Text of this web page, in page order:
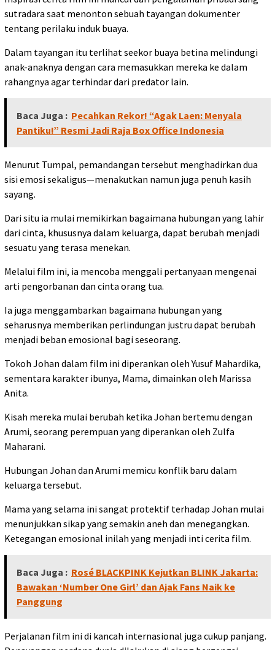
sutradara saat menonton sebuah tayangan dokumenter
tentang perilaku induk buaya.
Dalam tayangan itu terlihat seekor buaya betina melindungi
anak-anaknya dengan cara memasukkan mereka ke dalam
rahangnya agar terhindar dari predator lain.
Baca Juga : Pecahkan Rekor! “Agak Laen: Menyala
Pantiku!” Resmi Jadi Raja Box Office Indonesia
Menurut Tumpal, pemandangan tersebut menghadirkan dua
sisi emosi sekaligus—menakutkan namun juga penuh kasih
sayang.
Dari situ ia mulai memikirkan bagaimana hubungan yang lahir
dari cinta, khususnya dalam keluarga, dapat berubah menjadi
sesuatu yang terasa menekan.
Melalui film ini, ia mencoba menggali pertanyaan mengenai
arti pengorbanan dan cinta orang tua.
Ia juga menggambarkan bagaimana hubungan yang
seharusnya memberikan perlindungan justru dapat berubah
menjadi beban emosional bagi seseorang.
Tokoh Johan dalam film ini diperankan oleh Yusuf Mahardika,
sementara karakter ibunya, Mama, dimainkan oleh Marissa
Anita.
Kisah mereka mulai berubah ketika Johan bertemu dengan
Arumi, seorang perempuan yang diperankan oleh Zulfa
Maharani.
Hubungan Johan dan Arumi memicu konflik baru dalam
keluarga tersebut.
Mama yang selama ini sangat protektif terhadap Johan mulai
menunjukkan sikap yang semakin aneh dan menegangkan.
Ketegangan emosional inilah yang menjadi inti cerita film.
Baca Juga : Rosé BLACKPINK Kejutkan BLINK Jakarta:
Bawakan ‘Number One Girl’ dan Ajak Fans Naik ke
Panggung
Perjalanan film ini di kancah internasional juga cukup panjang.